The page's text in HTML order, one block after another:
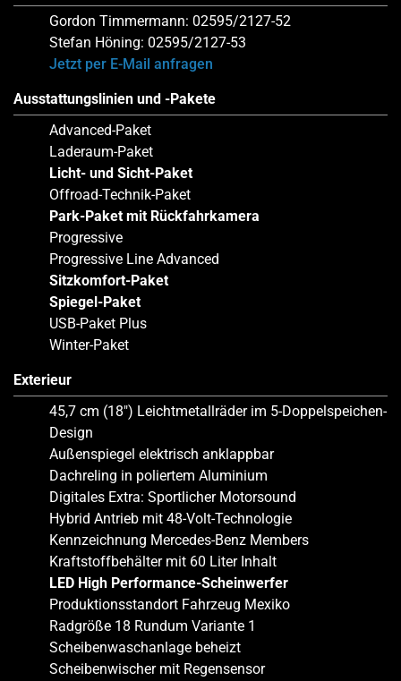
Gordon Timmermann: 02595/2127-52
Stefan Höning: 02595/2127-53
Jetzt per E-Mail anfragen
Ausstattungslinien und -Pakete
Advanced-Paket
Laderaum-Paket
Licht- und Sicht-Paket
Offroad-Technik-Paket
Park-Paket mit Rückfahrkamera
Progressive
Progressive Line Advanced
Sitzkomfort-Paket
Spiegel-Paket
USB-Paket Plus
Winter-Paket
Exterieur
45,7 cm (18″) Leichtmetallräder im 5-Doppelspeichen-
Design
Außenspiegel elektrisch anklappbar
Dachreling in poliertem Aluminium
Digitales Extra: Sportlicher Motorsound
Hybrid Antrieb mit 48-Volt-Technologie
Kennzeichnung Mercedes-Benz Members
Kraftstoffbehälter mit 60 Liter Inhalt
LED High Performance-Scheinwerfer
Produktionsstandort Fahrzeug Mexiko
Radgröße 18 Rundum Variante 1
Scheibenwaschanlage beheizt
Scheibenwischer mit Regensensor